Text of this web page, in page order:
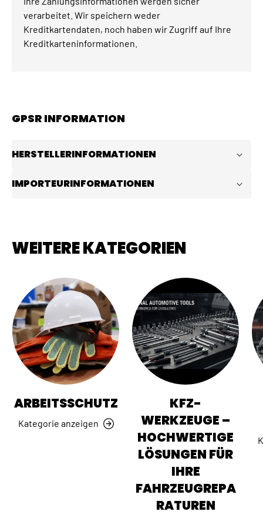
verarbeitet. Wir speichern weder
Kreditkartendaten, noch haben wir Zugriff auf Ihre
Kreditkarteninformationen.
GPSR INFORMATION
HERSTELLERINFORMATIONEN
IMPORTEURINFORMATIONEN
WEITERE KATEGORIEN
ARBEITSSCHUTZ
Kategorie anzeigen
KFZ-
WERKZEUGE –
HOCHWERTIGE
LÖSUNGEN FÜR
IHRE
FAHRZEUGREPA
RATUREN